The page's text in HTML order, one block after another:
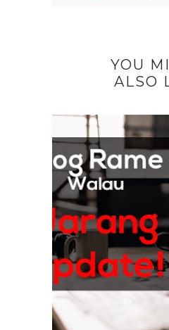
YOU
ALSO